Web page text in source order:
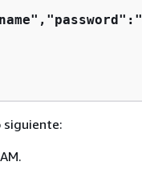
siguiente: